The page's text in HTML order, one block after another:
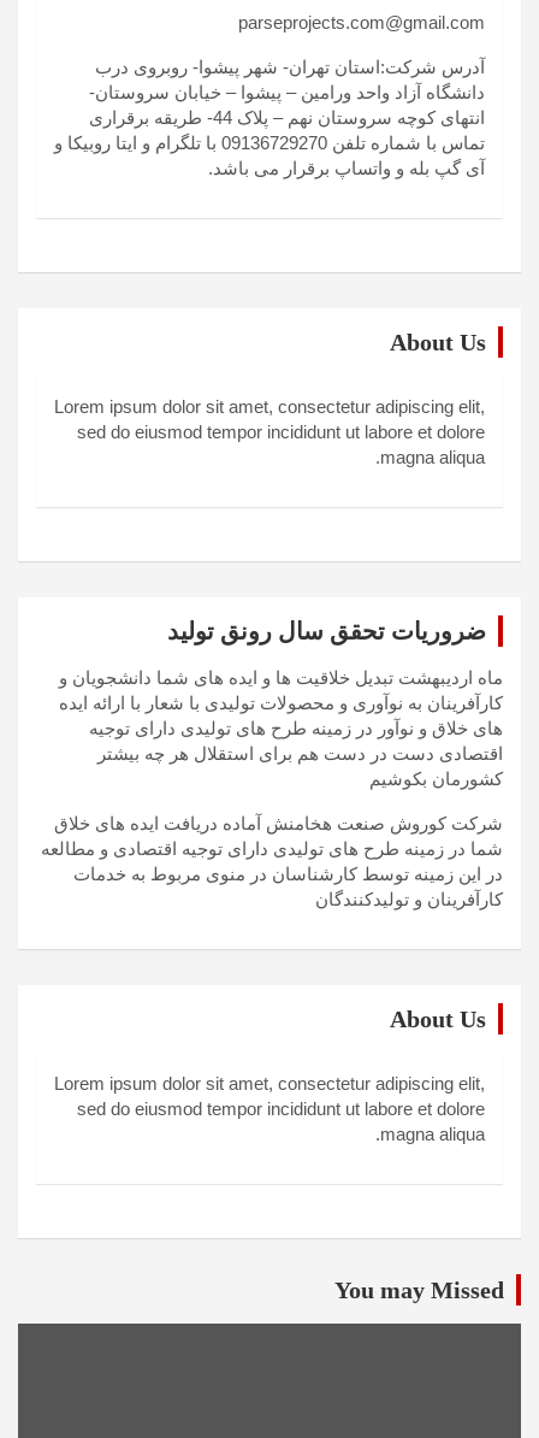
parseprojects.com@gmail.com
آدرس شرکت:استان تهران- شهر پیشوا- روبروی درب
دانشگاه آزاد واحد ورامین – پیشوا – خیابان سروستان-
انتهای کوچه سروستان نهم – پلاک 44- طریقه برقراری
تماس با شماره تلفن 09136729270 با تلگرام و ایتا روبیکا و
آی گپ بله و واتساپ برقرار می باشد.
About Us
Lorem ipsum dolor sit amet, consectetur adipiscing elit,
sed do eiusmod tempor incididunt ut labore et dolore
magna aliqua.
ضروریات تحقق سال رونق تولید
ماه اردیبهشت تبدیل خلاقیت ها و ایده های شما دانشجویان و
کارآفرینان به نوآوری و محصولات تولیدی با شعار با ارائه ایده
های خلاق و نوآور در زمینه طرح های تولیدی دارای توجیه
اقتصادی دست در دست هم برای استقلال هر چه بیشتر
کشورمان بکوشیم
شرکت کوروش صنعت هخامنش آماده دریافت ایده های خلاق
شما در زمینه طرح های تولیدی دارای توجیه اقتصادی و مطالعه
در این زمینه توسط کارشناسان در منوی مربوط به خدمات
کارآفرینان و تولیدکنندگان
About Us
Lorem ipsum dolor sit amet, consectetur adipiscing elit,
sed do eiusmod tempor incididunt ut labore et dolore
magna aliqua.
You may Missed